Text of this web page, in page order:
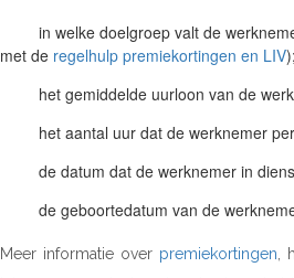
in welke doelgroep valt de
met de regelhulp premiekortingen en LIV);
het gemiddelde uurloon van de
het aantal uur dat de werknemer
de datum dat de werknemer in
de geboortedatum van de
Meer informatie over premiekortingen ,